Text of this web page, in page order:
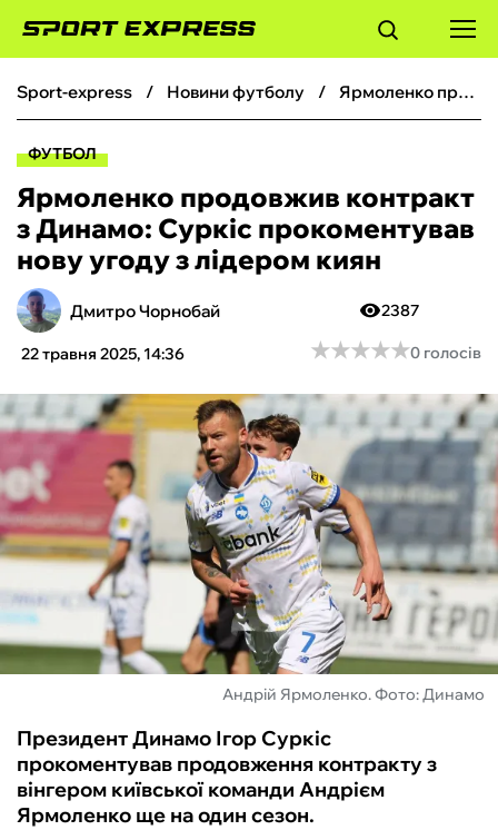
ФУТБОЛ
БОКС
ХОКЕЙ
ТЕНІС
КІБЕРСПОРТ
ЧС-2026
ФУТЗАЛ
ІНШІ
БУКМЕКЕРИ
sport-express новини футболу Ярмоленко продовжив контракт з Динамо: Суркіс прокоментував нову угоду з лідером киян
ФУТБОЛ
Ярмоленко продовжив контракт
з Динамо: Суркіс прокоментував
нову угоду з лідером киян
Дмитро Чорнобай
22 травня 2025, 14:36
2387
★★★★★
★★★★★0 голосів
Андрій Ярмоленко. Фото: Динамо
Президент Динамо Ігор Суркіс
прокоментував продовження контракту з
вінгером київської команди Андрієм
Ярмоленко ще на один сезон.